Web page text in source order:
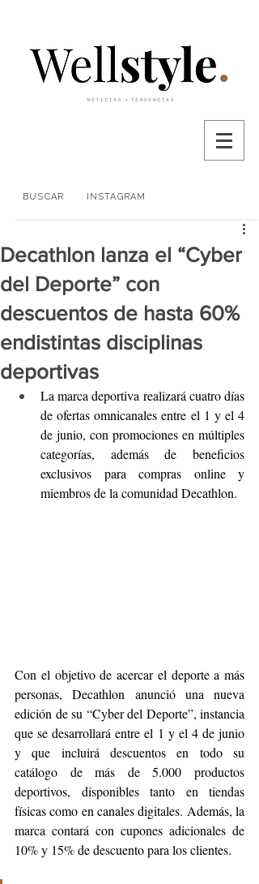
BUSCAR INSTAGRAM
Decathlon lanza el “Cyber
del Deporte” con
descuentos de hasta 60%
endistintas disciplinas
deportivas
La marca deportiva realizará cuatro días
de ofertas omnicanales entre el 1 y el 4
de junio, con promociones en múltiples
categorías, además de beneficios
exclusivos para compras online y
miembros de la comunidad Decathlon.
Con el objetivo de acercar el deporte a más
personas, Decathlon anunció una nueva
edición de su “Cyber del Deporte”, instancia
que se desarrollará entre el 1 y el 4 de junio
y que incluirá descuentos en todo su
catálogo de más de 5.000 productos
deportivos, disponibles tanto en tiendas
físicas como en canales digitales. Además, la
marca contará con cupones adicionales de
10% y 15% de descuento para los clientes.